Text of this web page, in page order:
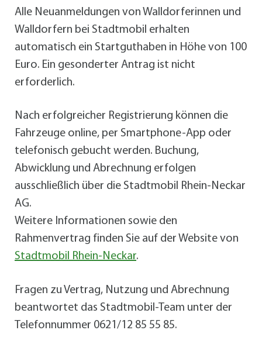
Alle Neuanmeldungen von Walldorferinnen und
Walldorfern bei Stadtmobil erhalten
automatisch ein Startguthaben in Höhe von 100
Euro. Ein gesonderter Antrag ist nicht
erforderlich.
Nach erfolgreicher Registrierung können die
Fahrzeuge online, per Smartphone-App oder
telefonisch gebucht werden. Buchung,
Abwicklung und Abrechnung erfolgen
ausschließlich über die Stadtmobil Rhein-Neckar
AG.
Weitere Informationen sowie den
Rahmenvertrag finden Sie auf der Website von
Stadtmobil Rhein-Neckar.
Fragen zu Vertrag, Nutzung und Abrechnung
beantwortet das Stadtmobil-Team unter der
Telefonnummer 0621/12 85 55 85.